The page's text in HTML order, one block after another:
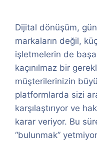
Dijital dönüşüm,
markaların değil,
işletmelerin de
kaçınılmaz bir
müşterilerinizin
platformlarda sizi
karşılaştırıyor ve
karar veriyor. Bu
“bulunmak”